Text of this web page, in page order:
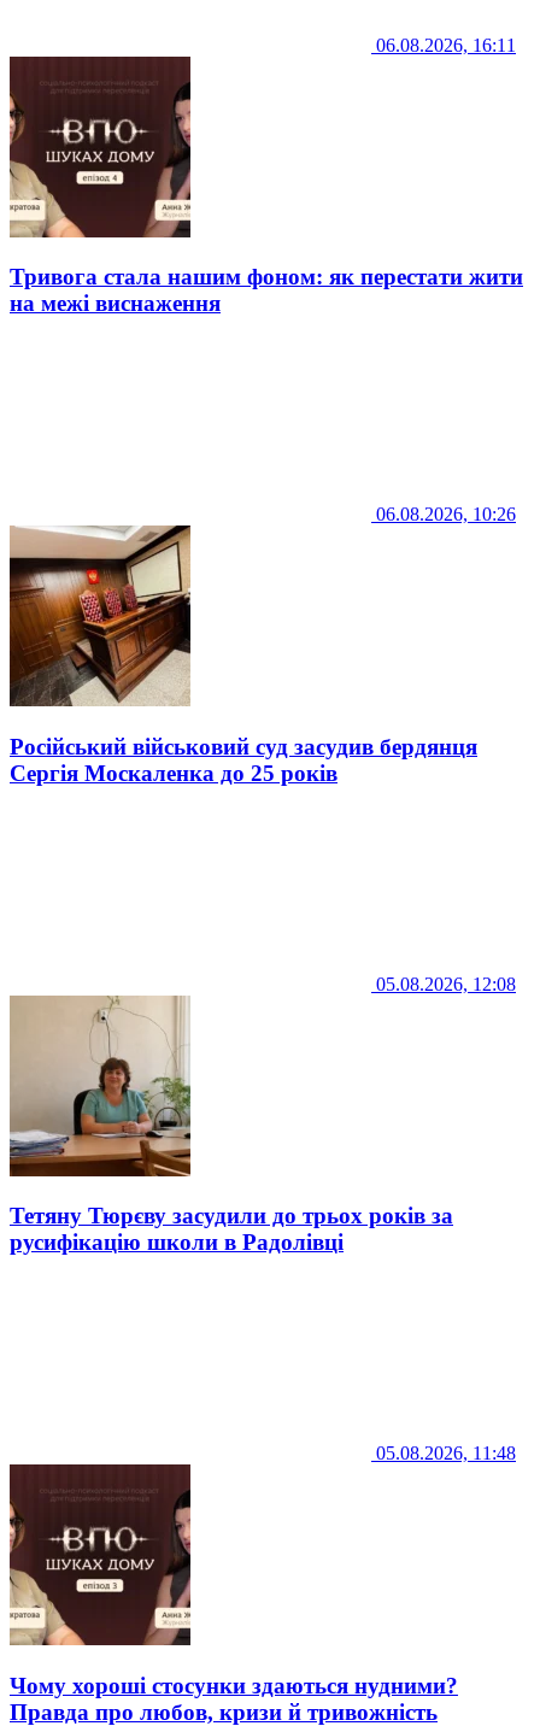
06.08.2026, 16:11
Тривога стала нашим фоном: як перестати жити
на межі виснаження
06.08.2026, 10:26
Російський військовий суд засудив бердянця
Сергія Москаленка до 25 років
05.08.2026, 12:08
Тетяну Тюрєву засудили до трьох років за
русифікацію школи в Радолівці
05.08.2026, 11:48
Чому хороші стосунки здаються нудними?
Правда про любов, кризи й тривожність